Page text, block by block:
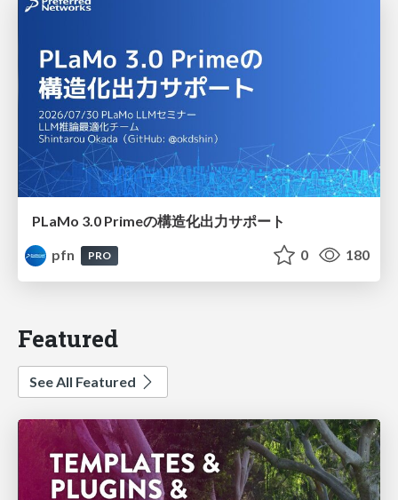
PLaMo 3.0 Primeの構造化出力サポート
pfn
PRO 0 180
Featured
See All Featured